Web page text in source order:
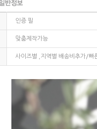
인증 필
맞춤제작가능
사이즈별 ,지역별 배송비추가/빠